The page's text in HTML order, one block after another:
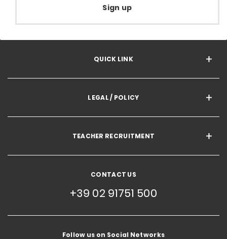
Sign up
QUICK LINK
LEGAL / POLICY
TEACHER RECRUITMENT
CONTACT US
+39 02 91751 500
Follow us on Social Networks